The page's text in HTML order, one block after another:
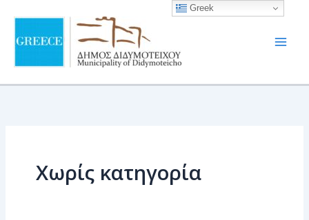
περιεχόμενο
περιεχόμενο
Χωρίς κατηγορία
Greek